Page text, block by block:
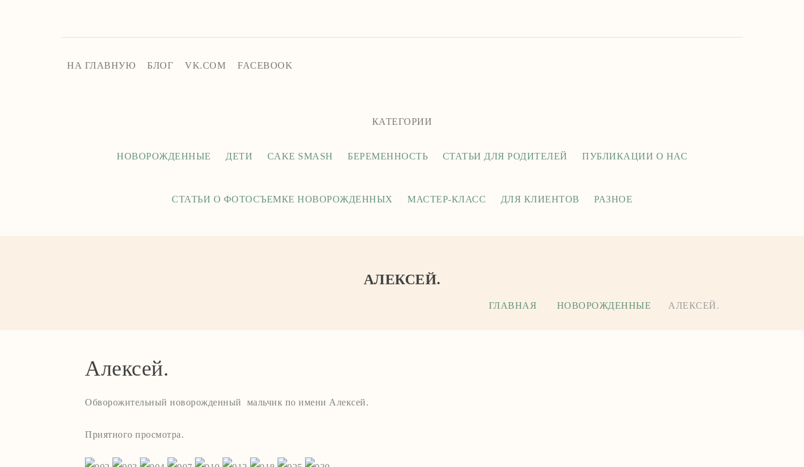
НА ГЛАВНУЮ БЛОГ VK.COM FACEBOOK
КАТЕГОРИИ
НОВОРОЖДЕННЫЕ ДЕТИ СAKE SMASH БЕРЕМЕННОСТЬ СТАТЬИ ДЛЯ РОДИТЕЛЕЙ ПУБЛИКАЦИИ О НАС
СТАТЬИ О ФОТОСЪЕМКЕ НОВОРОЖДЕННЫХ МАСТЕР-КЛАСС ДЛЯ КЛИЕНТОВ РАЗНОЕ
АЛЕКСЕЙ.
ГЛАВНАЯ НОВОРОЖДЕННЫЕ АЛЕКСЕЙ.
Алексей.
Обворожительный новорожденный мальчик по имени Алексей.
Приятного просмотра.